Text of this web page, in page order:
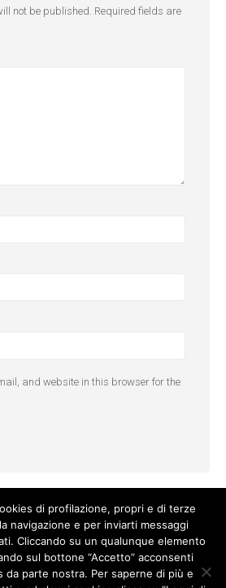
not be published. Required fields are
and website in this browser for the
di profilazione, propri e di terze
navigazione e per inviarti messaggi
Cliccando su un qualunque elemento
sul bottone “Accetto” acconsenti
da parte nostra. Per saperne di più e